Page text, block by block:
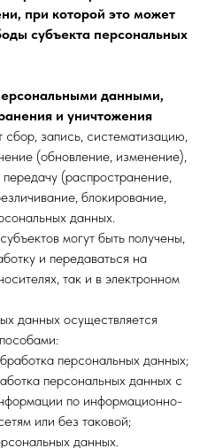
при которой это может
субъекта персональных
данными,
и уничтожения
запись, систематизацию,
(обновление, изменение),
(распространение,
блокирование,
данных.
могут быть получены,
и передаваться на
так и в электронном
данных осуществляется
персональных данных;
персональных данных с
по информационно-
или без таковой;
данных.